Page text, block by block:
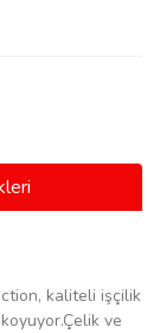
kaliteli işçilik
ve